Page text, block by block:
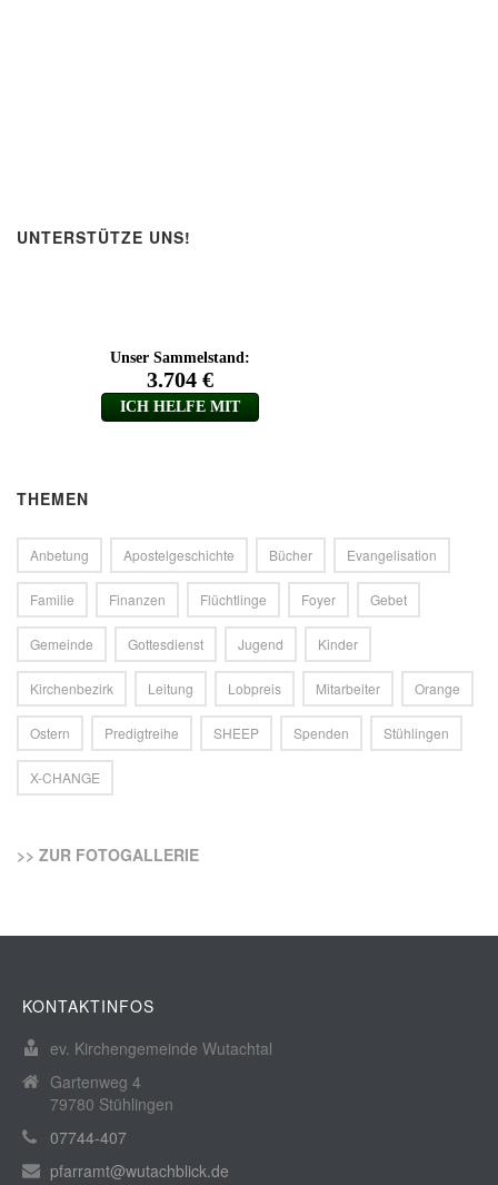
UNTERSTÜTZE UNS!
THEMEN
Anbetung Apostelgeschichte Bücher Evangelisation
Familie Finanzen Flüchtlinge Foyer Gebet
Gemeinde Gottesdienst Jugend Kinder
Kirchenbezirk Leitung Lobpreis Mitarbeiter Orange
Ostern Predigtreihe SHEEP Spenden Stühlingen
X-CHANGE
>> ZUR FOTOGALLERIE
KONTAKTINFOS
ev. Kirchengemeinde Wutachtal
Gartenweg 4
79780 Stühlingen
07744-407
pfarramt@wutachblick.de